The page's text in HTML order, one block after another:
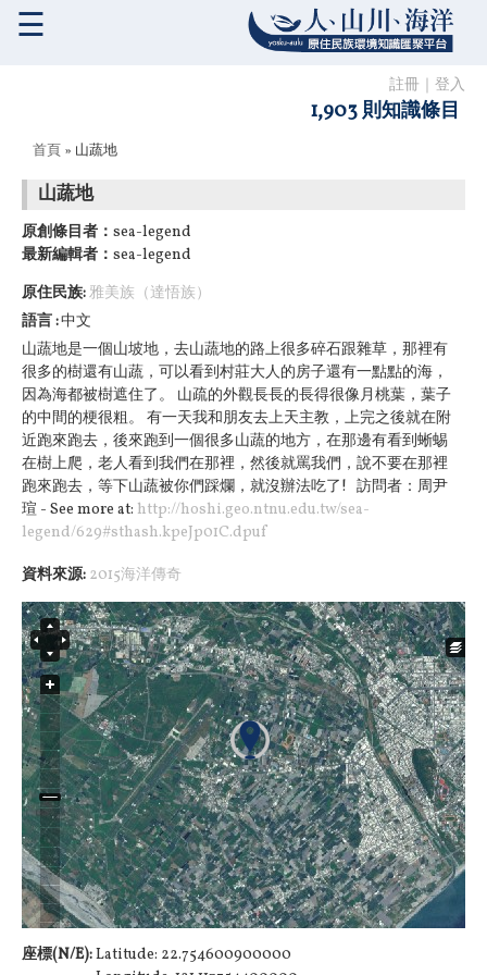
註冊 登入
1,903 則知識條目
☰
您在這裡
首頁 » 山蔬地
山蔬地
原創條目者： sea-legend
最新編輯者： sea-legend
原住民族:雅美族（達悟族）
語言 中文
山蔬地是一個山坡地，去山蔬地的路上很多碎石跟雜草，那裡有
很多的樹還有山蔬，可以看到村莊大人的房子還有一點點的海，
因為海都被樹遮住了。 山疏的外觀長長的長得很像月桃葉，葉子
的中間的梗很粗。 有一天我和朋友去上天主教，上完之後就在附
近跑來跑去，後來跑到一個很多山蔬的地方，在那邊有看到蜥蜴
在樹上爬，老人看到我們在那裡，然後就罵我們，說不要在那裡
跑來跑去，等下山蔬被你們踩爛，就沒辦法吃了! 訪問者：周尹
瑄 - See more at: http://hoshi.geo.ntnu.edu.tw/sea-
legend/629#sthash.kpeJp01C.dpuf
資料來源: 2015海洋傳奇
座標(N/E):Latitude: 22.754600900000